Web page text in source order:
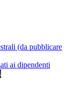
(da pubblicare
ai dipendenti